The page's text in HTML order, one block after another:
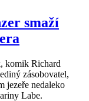
smaží
komik Richard
zásobovatel,
jezeře nedaleko
Labe.